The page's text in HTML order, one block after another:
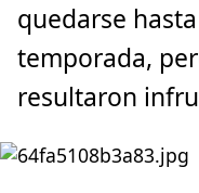
quedarse
temporada,
resultaron